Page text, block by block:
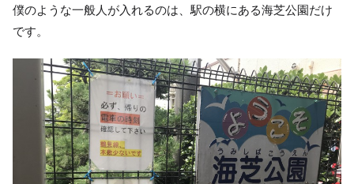
僕のような一般人が入れるのは、駅の横にある海芝公園だけ
です。